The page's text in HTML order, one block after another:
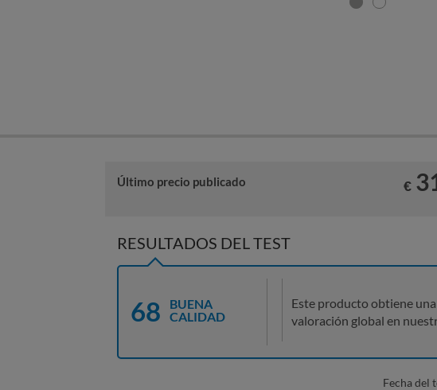
Último precio publicado €
RESULTADOS DEL TEST
68
BUENA
CALIDAD
Este producto obtiene
valoración global en
Fecha del